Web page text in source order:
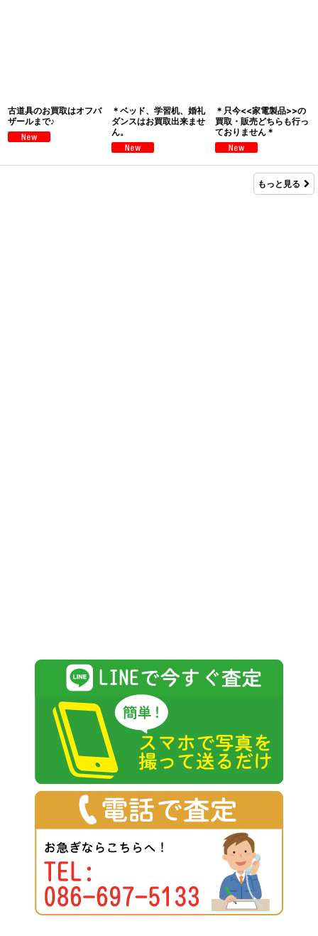
古道具のお買取はオフバ
ザールまで♪
＊ベッド、学習机、婚礼
ダンスはお買取出来ませ
ん。
＊只今<<家電製品>>の
買取・販売どちらも行っ
ておりません＊
もっと見る